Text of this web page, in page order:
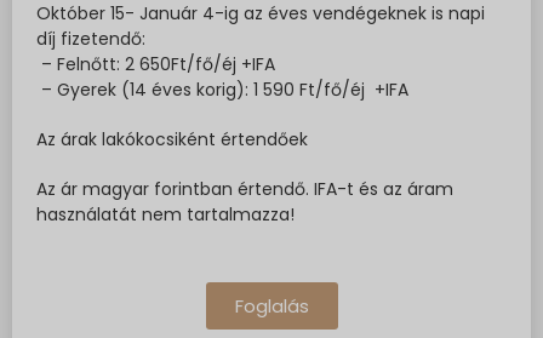
Október 15- Január 4-ig az éves vendégeknek is napi
díj fizetendő:
– Felnőtt: 2 650Ft/fő/éj +IFA
– Gyerek (14 éves korig): 1 590 Ft/fő/éj +IFA
Az árak lakókocsiként értendőek
Az ár magyar forintban értendő. IFA-t és az áram
használatát nem tartalmazza!
Foglalás